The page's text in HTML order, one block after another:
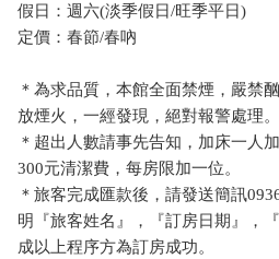
假日：週六(淡季假日/旺季平日)
定價：春節/春吶
＊為求品質，本館全面禁煙，嚴禁
放煙火，一經發現，絕對報警處理。
＊超出人數請事先告知，加床一人
300元清潔費，每房限加一位。
＊旅客完成匯款後，請發送簡訊
明『旅客姓名』，『訂房日期』，
成以上程序方為訂房成功。